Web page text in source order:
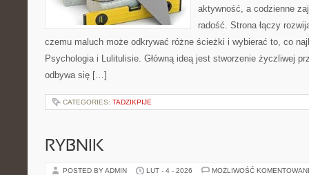
aktywność, a codzienne
radość. Strona łączy
czemu maluch może odkrywać różne ścieżki i wybierać to, co
Psychologia i Lulitulisie. Główną ideą jest stworzenie życzliwej
odbywa się […]
CATEGORIES: TADZIKPIJE
RYBNIK
POSTED BY ADMIN LUT - 4 - 2026 MOŻLIWOŚĆ